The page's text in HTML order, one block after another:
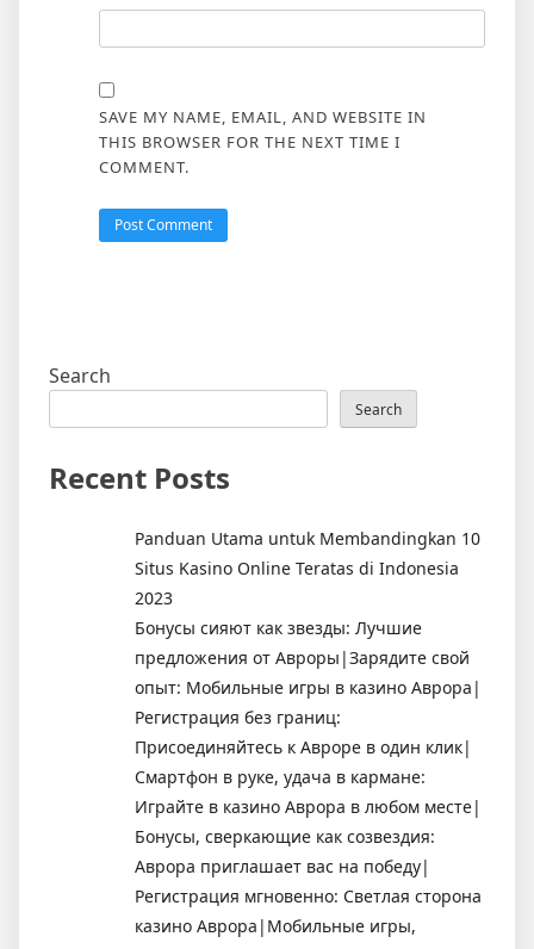
SAVE MY NAME, EMAIL, AND WEBSITE IN
THIS BROWSER FOR THE NEXT TIME I
COMMENT.
Search
Search
Recent Posts
Panduan Utama untuk Membandingkan 10
Situs Kasino Online Teratas di Indonesia
2023
Бонусы сияют как звезды: Лучшие
предложения от Авроры|Зарядите свой
опыт: Мобильные игры в казино Аврора|
Регистрация без границ:
Присоединяйтесь к Авроре в один клик|
Смартфон в руке, удача в кармане:
Играйте в казино Аврора в любом месте|
Бонусы, сверкающие как созвездия:
Аврора приглашает вас на победу|
Регистрация мгновенно: Светлая сторона
казино Аврора|Мобильные игры,